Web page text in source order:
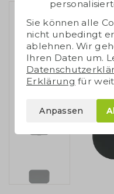
Sie können alle
nicht unbedingt
ablehnen. Wir
Ihren Daten um.
Erklärung für
Anpassen